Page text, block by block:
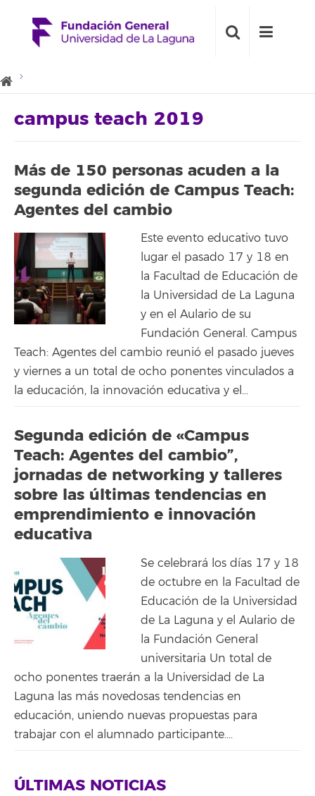
campus teach 2019
Más de 150 personas acuden a la
segunda edición de Campus Teach:
Agentes del cambio
Este evento educativo tuvo
lugar el pasado 17 y 18 en
la Facultad de Educación de
la Universidad de La Laguna
y en el Aulario de su
Fundación General. Campus
Teach: Agentes del cambio reunió el pasado jueves
y viernes a un total de ocho ponentes vinculados a
la educación, la innovación educativa y el...
Segunda edición de «Campus
Teach: Agentes del cambio”,
jornadas de networking y talleres
sobre las últimas tendencias en
emprendimiento e innovación
educativa
Se celebrará los días 17 y 18
de octubre en la Facultad de
Educación de la Universidad
de La Laguna y el Aulario de
la Fundación General
universitaria Un total de
ocho ponentes traerán a la Universidad de La
Laguna las más novedosas tendencias en
educación, uniendo nuevas propuestas para
trabajar con el alumnado participante....
ÚLTIMAS NOTICIAS